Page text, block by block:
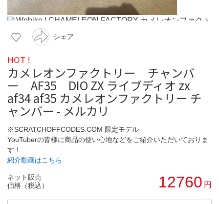
シェア
HOT !
カメレオンファクトリー チャンバ
ー AF35 DIO ZX ライブディオ zx
af34 af35 カメレオンファクトリー チ
ャンバー - メルカリ
※SCRATCHOFFCODES.COM 限定モデル
YouTuberの皆様に商品の使い心地などをご紹介いただいておりま
す！
紹介動画はこちら
ネット販売
価格（税込）
12760 円